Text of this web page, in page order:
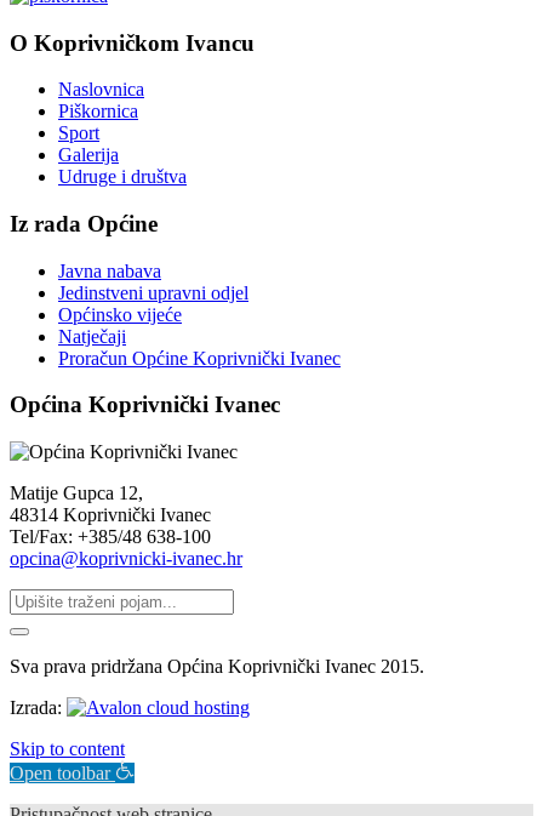
O Koprivničkom Ivancu
Naslovnica
Piškornica
Sport
Galerija
Udruge i društva
Iz rada Općine
Javna nabava
Jedinstveni upravni odjel
Općinsko vijeće
Natječaji
Proračun Općine Koprivnički Ivanec
Općina Koprivnički Ivanec
Matije Gupca 12,
48314 Koprivnički Ivanec
Tel/Fax: +385/48 638-100
opcina@koprivnicki-ivanec.hr
Sva prava pridržana Općina Koprivnički Ivanec 2015.
Izrada:
Skip to content
Open toolbar